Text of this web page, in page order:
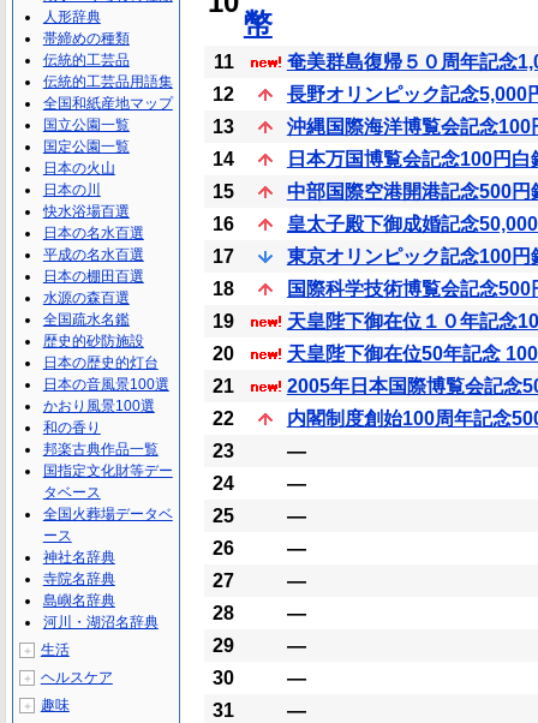
幣
11
奄美群島復帰５０周年記念
12
長野オリンピック記念5,000
13
沖縄国際海洋博覧会記念100
14
日本万国博覧会記念100円白
15
中部国際空港開港記念500円
16
皇太子殿下御成婚記念
17
東京オリンピック記念100円
18
国際科学技術博覧会記念500
19
天皇陛下御在位１０年記念
20
天皇陛下御在位50年記念
21
2005年日本国際博覧会記念
22
内閣制度創始100周年記念
23
―
24
―
25
―
26
―
27
―
28
―
29
―
30
―
31
―
人形辞典
帯締めの種類
伝統的工芸品
伝統的工芸品用語集
全国和紙産地マップ
国立公園一覧
国定公園一覧
日本の火山
日本の川
快水浴場百選
日本の名水百選
平成の名水百選
日本の棚田百選
水源の森百選
全国疏水名鑑
歴史的砂防施設
日本の歴史的灯台
日本の音風景100選
かおり風景100選
和の香り
邦楽古典作品一覧
国指定文化財等デー
タベース
全国火葬場データベ
ース
神社名辞典
寺院名辞典
島嶼名辞典
河川・湖沼名辞典
＋ 生活
＋ ヘルスケア
＋ 趣味